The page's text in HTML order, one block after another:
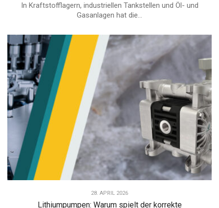
In Kraftstofflagern, industriellen Tankstellen und Öl- und
Gasanlagen hat die...
28. APRIL 2026
Lithiumpumpen: Warum spielt der korrekte